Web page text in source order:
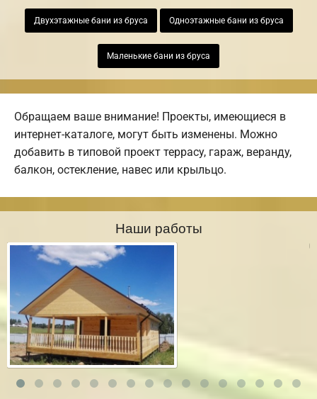
Двухэтажные бани из бруса Одноэтажные бани из бруса
Маленькие бани из бруса
Обращаем ваше внимание! Проекты, имеющиеся в
интернет-каталоге, могут быть изменены. Можно
добавить в типовой проект террасу, гараж, веранду,
балкон, остекление, навес или крыльцо.
Наши работы